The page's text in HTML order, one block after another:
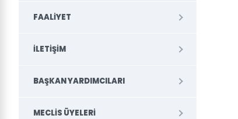
FAALİYET
İLETİŞİM
BAŞKAN YARDIMCILARI
MECLIS ÜYELERI